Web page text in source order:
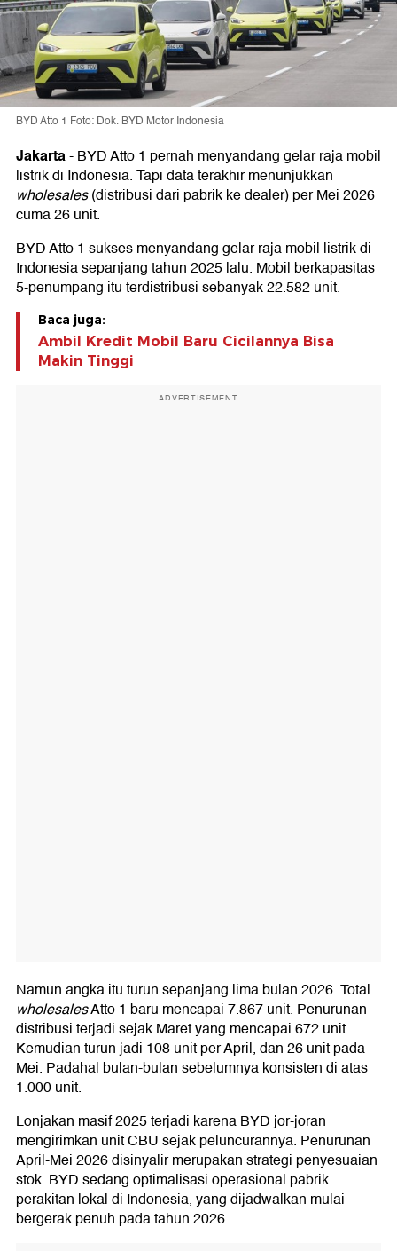
BYD Atto 1 Foto: Dok. BYD Motor Indonesia
Jakarta-BYD Atto 1 pernah menyandang gelar raja mobil
listrik di Indonesia. Tapi data terakhir menunjukkan
wholesales(distribusi dari pabrik ke dealer) per Mei 2026
cuma 26 unit.
BYD Atto 1 sukses menyandang gelar raja mobil listrik di
Indonesia sepanjang tahun 2025 lalu. Mobil berkapasitas
5-penumpang itu terdistribusi sebanyak 22.582 unit.
Baca juga:
Ambil Kredit Mobil Baru Cicilannya Bisa
Makin Tinggi
ADVERTISEMENT
Namun angka itu turun sepanjang lima bulan 2026. Total
wholesalesAtto 1 baru mencapai 7.867 unit. Penurunan
distribusi terjadi sejak Maret yang mencapai 672 unit.
Kemudian turun jadi 108 unit per April, dan 26 unit pada
Mei. Padahal bulan-bulan sebelumnya konsisten di atas
1.000 unit.
Lonjakan masif 2025 terjadi karena BYD jor-joran
mengirimkan unit CBU sejak peluncurannya. Penurunan
April-Mei 2026 disinyalir merupakan strategi penyesuaian
stok. BYD sedang optimalisasi operasional pabrik
perakitan lokal di Indonesia, yang dijadwalkan mulai
bergerak penuh pada tahun 2026.